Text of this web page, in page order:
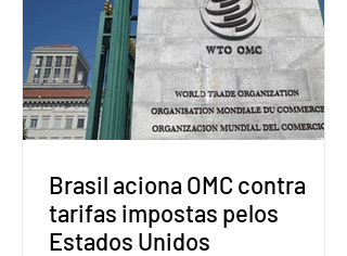
Brasil aciona OMC contra
tarifas impostas pelos
Estados Unidos